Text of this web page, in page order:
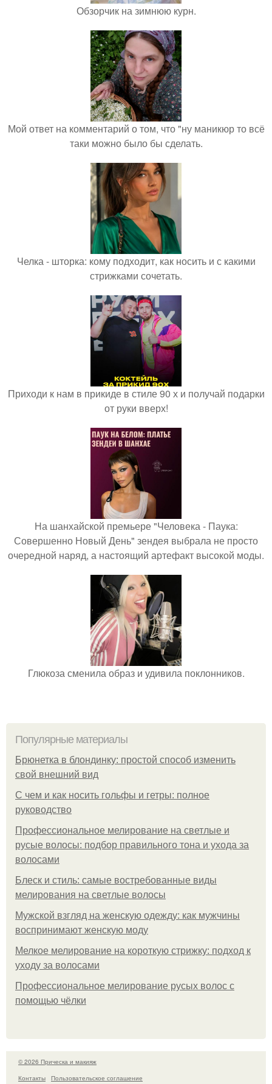
Обзорчик на зимнюю курн.
Мой ответ на комментарий о том, что "ну маникюр то всё
таки можно было бы сделать.
Челка - шторка: кому подходит, как носить и с какими
стрижками сочетать.
Приходи к нам в прикиде в стиле 90 х и получай подарки
от руки вверх!
На шанхайской премьере "Человека - Паука:
Совершенно Новый День" зендея выбрала не просто
очередной наряд, а настоящий артефакт высокой моды.
Глюкоза сменила образ и удивила поклонников.
Популярные материалы
Брюнетка в блондинку: простой способ изменить
свой внешний вид
С чем и как носить гольфы и гетры: полное
руководство
Профессиональное мелирование на светлые и
русые волосы: подбор правильного тона и ухода за
волосами
Блеск и стиль: самые востребованные виды
мелирования на светлые волосы
Мужской взгляд на женскую одежду: как мужчины
воспринимают женскую моду
Мелкое мелирование на короткую стрижку: подход к
уходу за волосами
Профессиональное мелирование русых волос с
помощью чёлки
© 2026 Прическа и макияж
Контакты
Пользовательское соглашение